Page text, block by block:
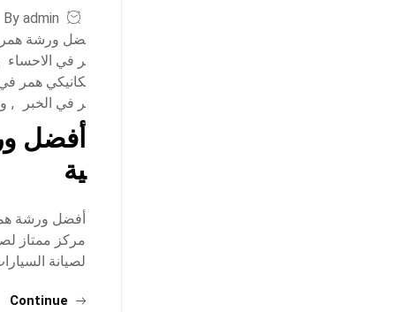
By admin
ضل ورشة همر
ر في الاحساء
كانيكي همر
ر في الخبر
,
أفضل
ية
أفضل ورشة
مركز ممتاز
لصيانة السيارات: للحجز
Continue